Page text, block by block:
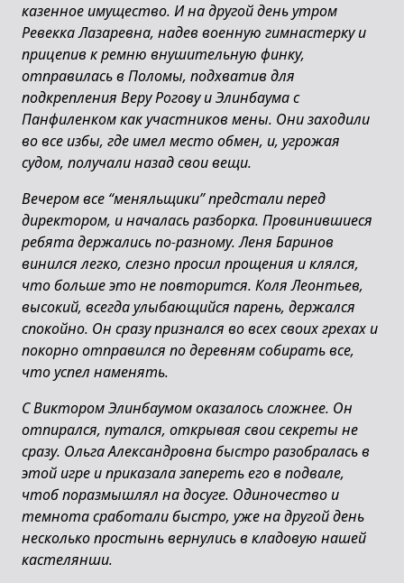
казенное имущество. И на другой день утром
Ревекка Лазаревна, надев военную гимнастерку и
прицепив к ремню внушительную финку,
отправилась в Поломы, подхватив для
подкрепления Веру Рогову и Элинбаума с
Панфиленком как участников мены. Они заходили
во все избы, где имел место обмен, и, угрожая
судом, получали назад свои вещи.
Вечером все “меняльщики” предстали перед
директором, и началась разборка. Провинившиеся
ребята держались по-разному. Леня Баринов
винился легко, слезно просил прощения и клялся,
что больше это не повторится. Коля Леонтьев,
высокий, всегда улыбающийся парень, держался
спокойно. Он сразу признался во всех своих грехах и
покорно отправился по деревням собирать все,
что успел наменять.
С Виктором Элинбаумом оказалось сложнее. Он
отпирался, путался, открывая свои секреты не
сразу. Ольга Александровна быстро разобралась в
этой игре и приказала запереть его в подвале,
чтоб поразмышлял на досуге. Одиночество и
темнота сработали быстро, уже на другой день
несколько простынь вернулись в кладовую нашей
кастелянши.